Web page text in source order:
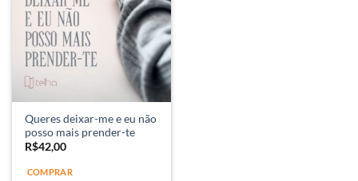
Queres deixar-me e eu não
posso mais prender-te
R$42,00
COMPRAR